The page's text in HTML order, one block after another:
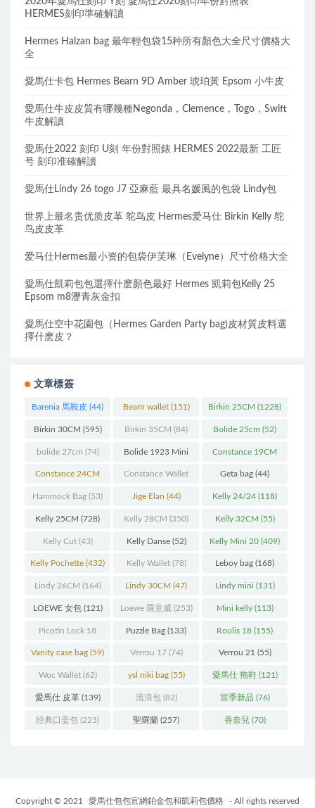
HERMES刻印準確解讀
Hermes Halzan bag 最年輕包袋15种所有顏色大全尺寸價格大
全
愛馬仕卡包 Hermes Bearn 9D Amber 琥珀黃 Epsom 小牛皮
愛馬仕牛皮皮質有哪幾種Negonda，Clemence，Togo，Swift
牛皮解讀
愛馬仕2022 刻印 U刻 年份對照錶 HERMES 2022最新 工匠
号 刻印准確解讀
愛馬仕Lindy 26 togo J7 亞麻藍 最具名媛風的包袋 Lindy包
世界上最名贵优质皮革 鸵鸟皮 Hermes爱马仕 Birkin Kelly 鸵
鸟皮皮革
爱马仕Hermes最小资的包袋伊芙琳（Evelyne）尺寸价格大全
愛馬仕凱莉包包選擇什麽顏色最好 Hermes 凱莉包Kelly 25
Epsom m8瀝青灰金扣
愛馬仕空中花園包（Hermes Garden Party bag)皮材質皮料選
擇什麽皮？
文章標簽
Barenia 馬鞍皮 (44) Bearn wallet(151) Birkin 25CM (1228)
Birkin 30CM (595) Birkin 35CM (84) Bolide 25cm (52)
bolide 27cm (74) Bolide 1923 Mini
(93)
Constance 19CM
(571)
Constance 24CM
(216)
Constance Wallet
(60)
Geta bag (44)
Hammock Bag (53) Jige Elan (44) Kelly 24/24 (118)
Kelly 25CM (728) Kelly 28CM (350) Kelly 32CM (55)
Kelly Cut(43) Kelly Danse(52) Kelly Mini 20 (409)
Kelly Pochette (432) Kelly Wallet(78) Leboy bag (168)
Lindy 26CM (164) Lindy 30CM (47) Lindy mini (131)
LOEWE 女包(121) Loewe 羅意威(253) Mini kelly(113)
Picotin Lock 18
(202)
Puzzle Bag (133) Roulis 18 (155)
Vanity case bag (59) Verrou 17(74) Verrou 21 (55)
Woc Wallet(62) ysl niki bag(55) 愛馬仕 拖鞋(121)
愛馬仕 皮革(139) 流浪包(82) 當季新品 (76)
经典口盖包 (223) 聖羅蘭 (257) 香奈兒 (70)
Copyright © 2021 愛馬仕包包官網鉑金包和凱莉包價格 - All rights reserved